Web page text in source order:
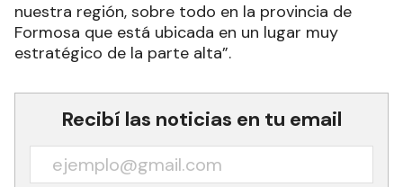
nuestra región, sobre todo en la provincia de
Formosa que está ubicada en un lugar muy
estratégico de la parte alta”.
Recibí las noticias en tu email